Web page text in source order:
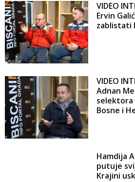
VIDEO
Ervin
zablistati
VIDEO
Adnan
selektora
Bosne i
Hamdija
putuje
Krajini